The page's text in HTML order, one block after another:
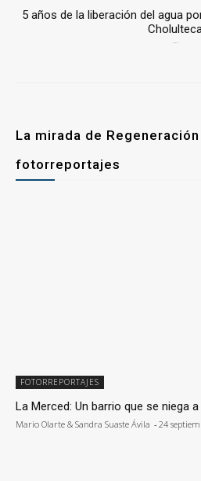
5 años de la liberación del agua
La mirada de
fotorreportajes
FOTORREPORTAJES
La Merced: Un barrio que se niega
Mario Olarte & Sandra Suaste Ávila - 24